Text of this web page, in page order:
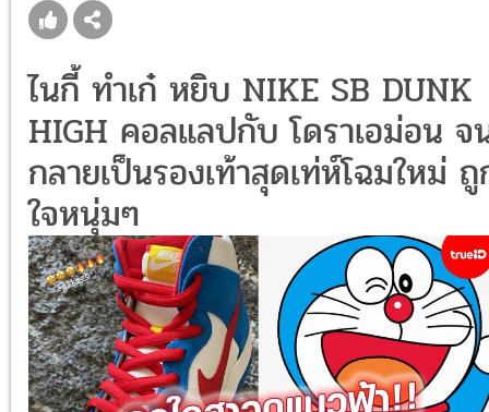
ไนกี้ ทำเก๋ หยิบ NIKE SB DUNK
HIGH คอลแลปกับ โดราเอม่อน จ
กลายเป็นรองเท้าสุดเท่ห์โฉมใหม่
ใจหนุ่มๆ